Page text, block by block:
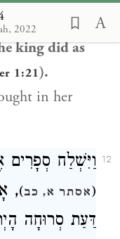
2022
eyes of the
king did as
1:21).
in her
12 וַיִּשְׁלַח סְפָרִים
(אסתר א, כב)
,
דַּעַת סְרוּחָה